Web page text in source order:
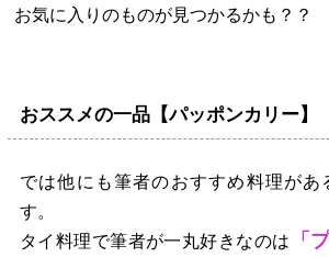
お気に入りのものが見つかるかも？？
おススメの一品【パッポンカリー】
では他にも筆者のおすすめ料理があ
す。
タイ料理で筆者が一丸好きなのは
「